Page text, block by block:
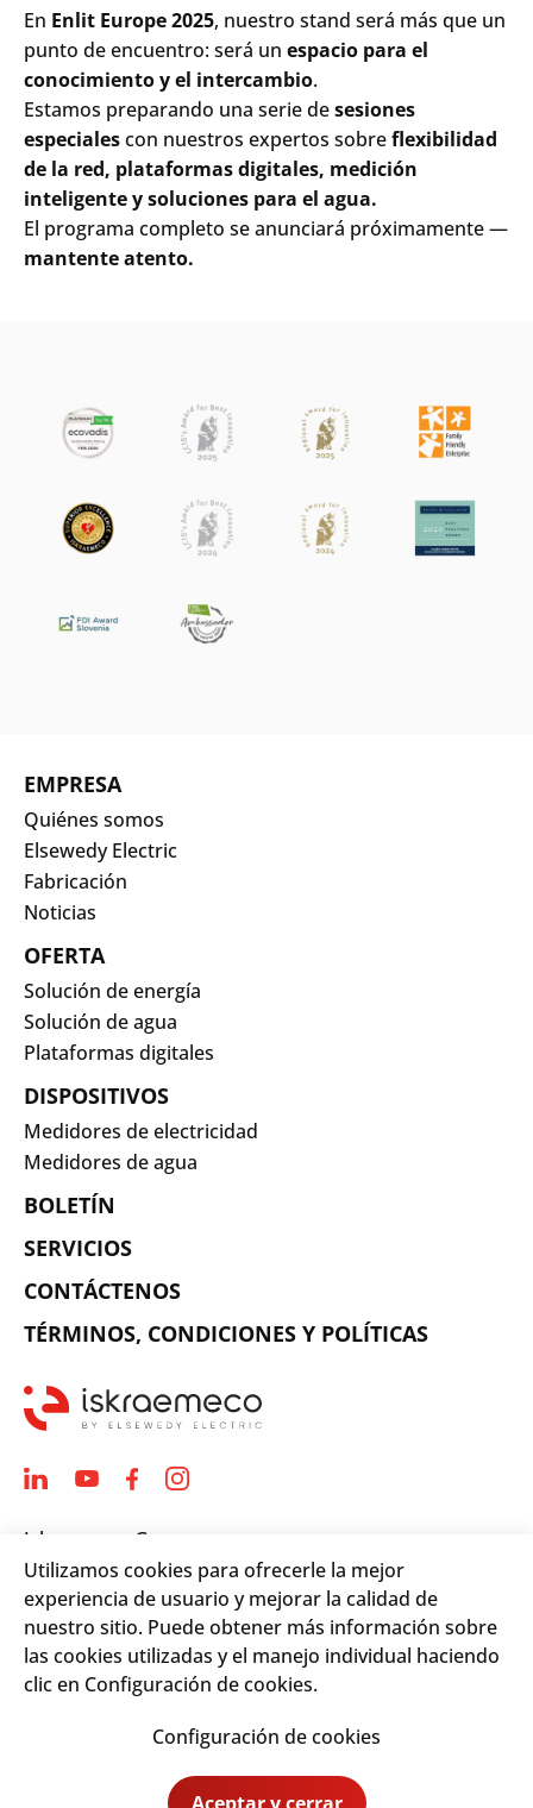
En Enlit Europe 2025, nuestro stand será más que un
punto de encuentro: será un espacio para el
conocimiento y el intercambio.
Estamos preparando una serie desesiones
especialescon nuestros expertos sobreflexibilidad
de la red, plataformas digitales, medición
inteligente y soluciones para el agua.
El programa completo se anunciará próximamente —
mantente atento.
EMPRESA
Quiénes somos
Elsewedy Electric
Fabricación
Noticias
OFERTA
Solución de energía
Solución de agua
Plataformas digitales
DISPOSITIVOS
Medidores de electricidad
Medidores de agua
BOLETÍN
SERVICIOS
CONTÁCTENOS
TÉRMINOS, CONDICIONES Y POLÍTICAS
Iskraemeco Group
Savska loka 4
4000 Kranj, Slovenia
Telephone: +(386) 4 206 4000
Email:
info@iskraemeco.com
Utilizamos cookies para ofrecerle la mejor
experiencia de usuario y mejorar la calidad de
nuestro sitio. Puede obtener más información sobre
las cookies utilizadas y el manejo individual haciendo
clic en Configuración de cookies.
Configuración de cookies